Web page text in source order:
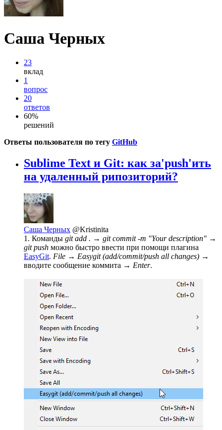
Саша Черных
23
вклад
1
вопрос
20
ответов
60%
решений
Ответы пользователя по тегу GitHub
Sublime Text и Git: как за'push'ить
на удаленный рипозиторий?
Саша Черных @Kristinita
1. Команды git add . → git commit -m "Your description" →
git push можно быстро ввести при помощи плагина
EasyGit. File → Easygit (add/commit/push all changes) →
вводите сообщение коммита → Enter.